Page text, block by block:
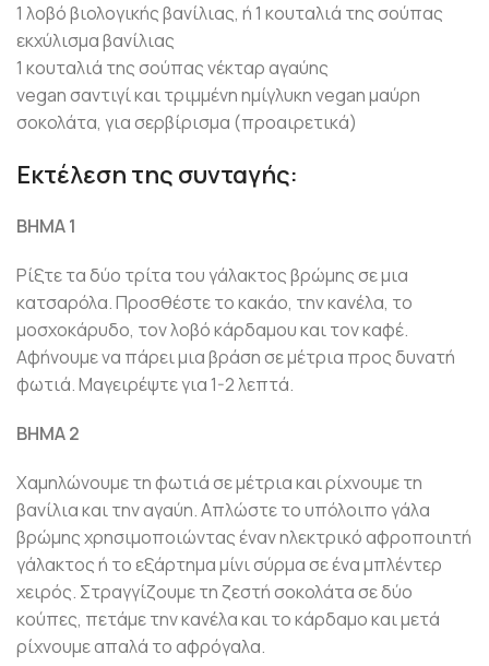
1 λοβό βιολογικής βανίλιας, ή 1 κουταλιά της σούπας
εκχύλισμα βανίλιας
1 κουταλιά της σούπας νέκταρ αγαύης
vegan σαντιγί και τριμμένη ημίγλυκη vegan μαύρη
σοκολάτα, για σερβίρισμα (προαιρετικά)
Εκτέλεση της συνταγής:
ΒΗΜΑ 1
Ρίξτε τα δύο τρίτα του γάλακτος βρώμης σε μια
κατσαρόλα. Προσθέστε το κακάο, την κανέλα, το
μοσχοκάρυδο, τον λοβό κάρδαμου και τον καφέ.
Αφήνουμε να πάρει μια βράση σε μέτρια προς δυνατή
φωτιά. Μαγειρέψτε για 1-2 λεπτά.
ΒΗΜΑ 2
Χαμηλώνουμε τη φωτιά σε μέτρια και ρίχνουμε τη
βανίλια και την αγαύη. Απλώστε το υπόλοιπο γάλα
βρώμης χρησιμοποιώντας έναν ηλεκτρικό αφροποιητή
γάλακτος ή το εξάρτημα μίνι σύρμα σε ένα μπλέντερ
χειρός. Στραγγίζουμε τη ζεστή σοκολάτα σε δύο
κούπες, πετάμε την κανέλα και το κάρδαμο και μετά
ρίχνουμε απαλά το αφρόγαλα.